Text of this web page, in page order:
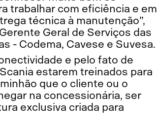
trabalhar com eficiência e em
técnica à manutenção”,
Geral de Serviços das
- Codema, Cavese e Suvesa.
e pelo fato de
estarem treinados para
que o cliente ou o
na concessionária, ser
exclusiva criada para